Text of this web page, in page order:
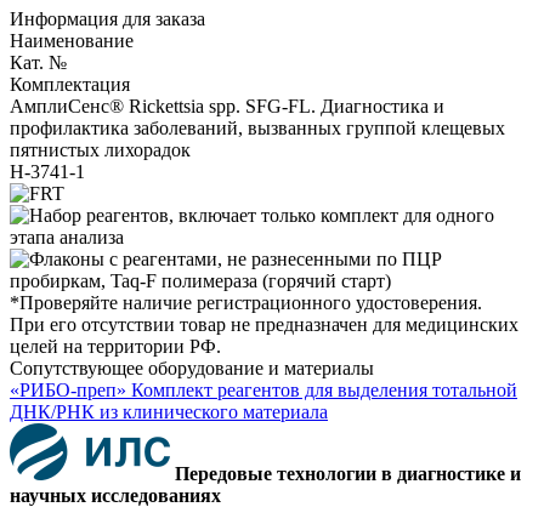
Информация для заказа
Наименование
Кат. №
Комплектация
АмплиСенс® Rickettsia spp. SFG-FL. Диагностика и
профилактика заболеваний, вызванных группой клещевых
пятнистых лихорадок
H-3741-1
*Проверяйте наличие регистрационного удостоверения.
При его отсутствии товар не предназначен для медицинских
целей на территории РФ.
Сопутствующее оборудование и материалы
«РИБО-преп» Комплект реагентов для выделения тотальной
ДНК/РНК из клинического материала
Передовые технологии в диагностике и
научных исследованиях